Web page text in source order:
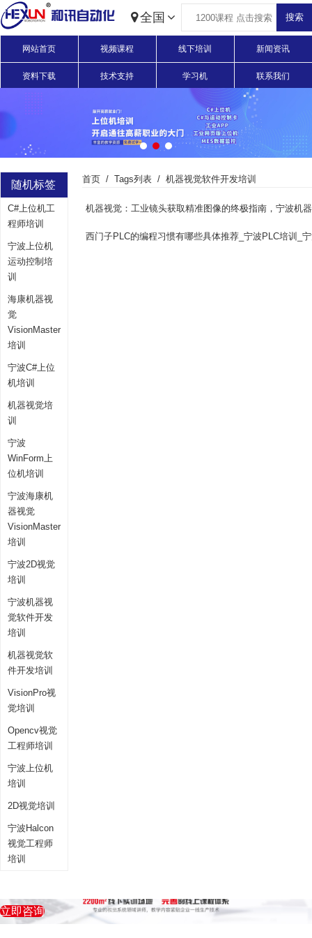
全国
网站首页 视频课程 线下培训 新闻资讯
资料下载 技术支持 学习机 联系我们
随机标签
C#上位机工
程师培训
宁波上位机
运动控制培
训
海康机器视
觉
VisionMaster
培训
宁波C#上位
机培训
机器视觉培
训
宁波
WinForm上
位机培训
宁波海康机
器视觉
VisionMaster
培训
宁波2D视觉
培训
宁波机器视
觉软件开发
培训
机器视觉软
件开发培训
VisionPro视
觉培训
Opencv视觉
工程师培训
宁波上位机
培训
2D视觉培训
宁波Halcon
视觉工程师
培训
首页 Tags列表 机器视觉软件开发培训
立即咨询